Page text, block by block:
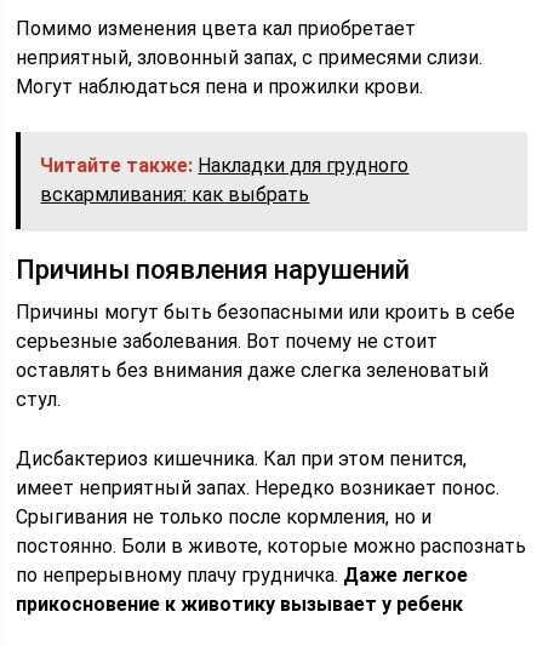
Помимо изменения цвета кал приобретает
неприятный, зловонный запах, с примесями слизи.
Могут наблюдаться пена и прожилки крови.
Читайте также: Накладки для грудного
вскармливания: как выбрать
Причины появления нарушений
Причины могут быть безопасными или кроить в себе
серьезные заболевания. Вот почему не стоит
оставлять без внимания даже слегка зеленоватый
стул.
Дисбактериоз кишечника. Кал при этом пенится,
имеет неприятный запах. Нередко возникает понос.
Срыгивания не только после кормления, но и
постоянно. Боли в животе, которые можно распознать
по непрерывному плачу грудничка. Даже легкое
прикосновение к животику вызывает у ребенк